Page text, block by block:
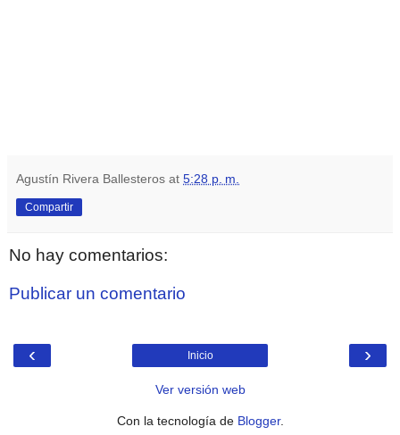
Agustín Rivera Ballesteros at 5:28 p. m.
Compartir
No hay comentarios:
Publicar un comentario
‹ ›
Inicio
Ver versión web
Con la tecnología de Blogger.